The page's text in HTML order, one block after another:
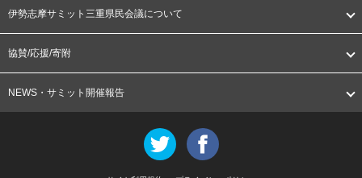
伊勢志摩サミット三重県民会議について
協賛/応援/寄附
NEWS・サミット開催報告
Twitter